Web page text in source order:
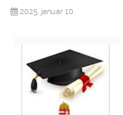
2025. január 10.